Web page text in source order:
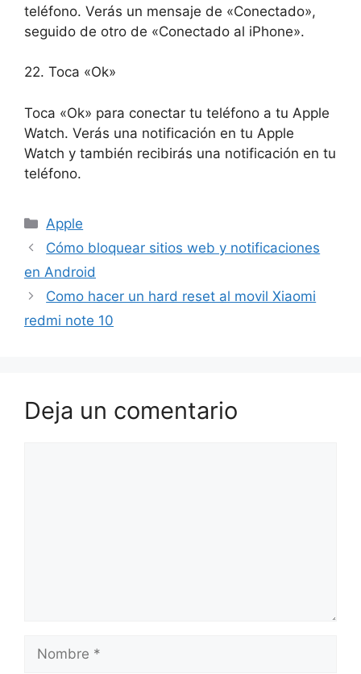
teléfono. Verás un mensaje de «Conectado»,
seguido de otro de «Conectado al iPhone».
22. Toca «Ok»
Toca «Ok» para conectar tu teléfono a tu Apple
Watch. Verás una notificación en tu Apple
Watch y también recibirás una notificación en tu
teléfono.
Categorías
Apple
Cómo bloquear sitios web y notificaciones
en Android
Como hacer un hard reset al movil Xiaomi
redmi note 10
Deja un comentario